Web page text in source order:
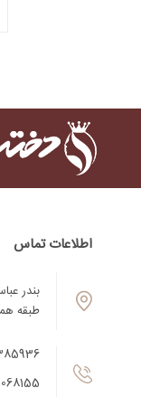
اطلاعات تماس
بندر
طبقه